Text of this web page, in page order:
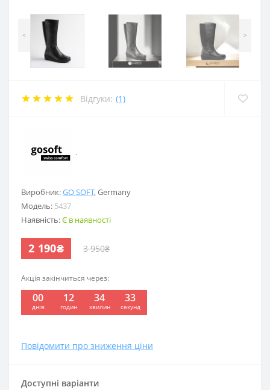
< >
Відгуки: (1)
Виробник:GO SOFT,Germany
Модель: 5437
Наявність:Є в наявності
2 190₴ 3 950₴
Акція закінчиться через:
00
днів
12
годин
34
хвилин
32
секунд
Повідомити про зниження ціни
.
Доступні варіанти